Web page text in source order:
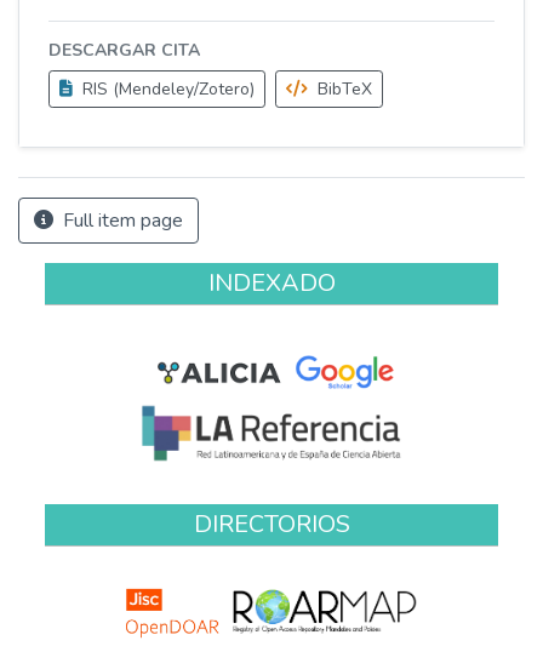
DESCARGAR CITA
RIS (Mendeley/Zotero)
BibTeX
Full item page
INDEXADO
DIRECTORIOS